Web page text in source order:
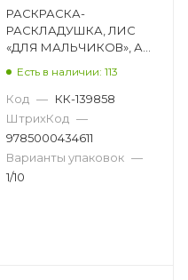
РАСКРАСКА-
РАСКЛАДУШКА, ЛИС
«ДЛЯ МАЛЬЧИКОВ», А4,
Есть в наличии: 113
Код — КК-139858
ШтрихКод —
9785000434611
Варианты упаковок —
1/10